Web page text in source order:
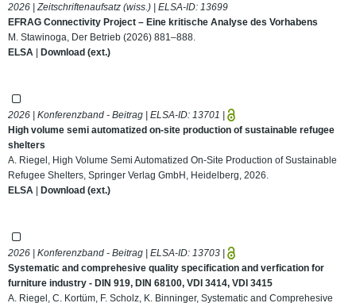
2026 | Zeitschriftenaufsatz (wiss.) | ELSA-ID: 13699
EFRAG Connectivity Project – Eine kritische Analyse des Vorhabens
M. Stawinoga, Der Betrieb (2026) 881–888.
ELSA | Download (ext.)
2026 | Konferenzband - Beitrag | ELSA-ID: 13701 |
High volume semi automatized on-site production of sustainable refugee
shelters
A. Riegel, High Volume Semi Automatized On-Site Production of Sustainable
Refugee Shelters, Springer Verlag GmbH, Heidelberg, 2026.
ELSA | Download (ext.)
2026 | Konferenzband - Beitrag | ELSA-ID: 13703 |
Systematic and comprehesive quality specification and verfication for
furniture industry - DIN 919, DIN 68100, VDI 3414, VDI 3415
A. Riegel, C. Kortüm, F. Scholz, K. Binninger, Systematic and Comprehesive